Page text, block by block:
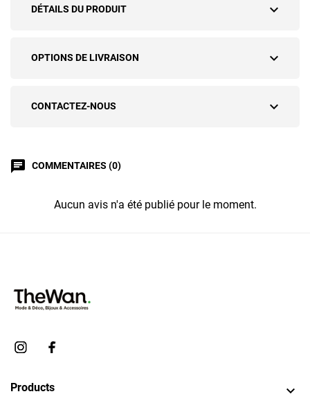
expand_more
DÉTAILS DU PRODUIT
expand_more
OPTIONS DE LIVRAISON
expand_more
CONTACTEZ-NOUS
chat COMMENTAIRES (0)
Aucun avis n'a été publié pour le moment.
Products